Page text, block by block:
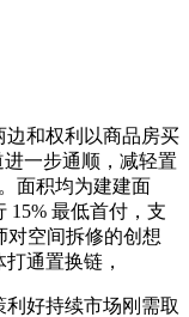
和权利以商品房买
一步通顺，减轻置
面积均为建建面
15% 最低首付，支
对空间拆修的创想
通置换链，
好持续市场刚需取